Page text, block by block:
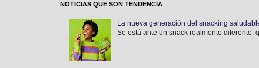
NOTICIAS QUE SON TENDENCIA
La nueva generación del snacking
Se está ante un snack realmente diferente,